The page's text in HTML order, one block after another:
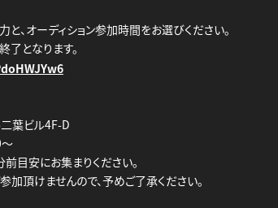
、オーディション参加時間をお選びください。
了となります。
葉ビル4F-D
目安にお集まりください。
頂けませんので、予めご了承ください。